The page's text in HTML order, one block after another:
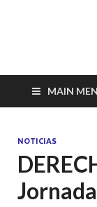
MAIN
NOTICIAS